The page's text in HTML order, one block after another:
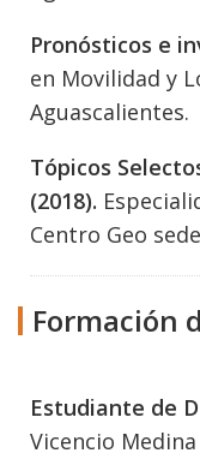
Pronósticos e
en Movilidad y
Aguascalientes.
Tópicos
(2018).
Centro Geo
Formación
Estudiante de
Vicencio